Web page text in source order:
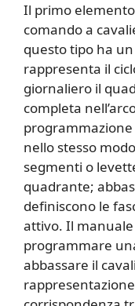
Il primo
comando a
questo tipo ha
rappresenta il
giornaliero il
completa
nello stesso
segmenti o
quadrante;
definiscono le
attivo. Il
programmare
abbassare il